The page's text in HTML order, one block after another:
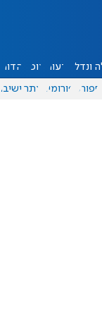
ונדל"ן דעות אוכל יהדות
ספורט פורומים אתר ישיבה